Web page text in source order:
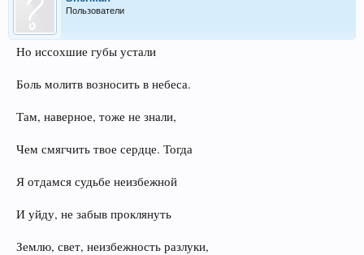
Пользователи
Но иссохшие губы устали
Боль молитв возносить в небеса.
Там, наверное, тоже не знали,
Чем смягчить твое сердце. Тогда
Я отдамся судьбе неизбежной
И уйду, не забыв проклянуть
Землю, свет, неизбежность разлуки,